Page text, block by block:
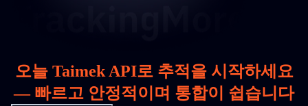
오늘 Taimek API로 추적을 시작하세요
— 빠르고 안정적이며 통합이 쉽습니다